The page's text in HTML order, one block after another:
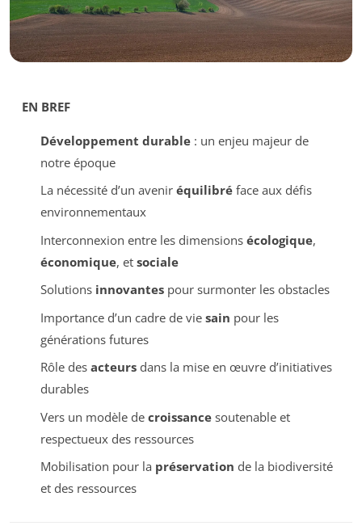
EN BREF
Développement durable: un enjeu majeur de
notre époque
La nécessité d’un avenir équilibréface aux défis
environnementaux
Interconnexion entre les dimensions écologique,
économique, et sociale
Solutions innovantespour surmonter les obstacles
Importance d’un cadre de vie sain pour les
générations futures
Rôle des acteursdans la mise en œuvre d’initiatives
durables
Vers un modèle de croissancesoutenable et
respectueux des ressources
Mobilisation pour la préservation de la biodiversité
et des ressources